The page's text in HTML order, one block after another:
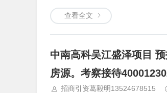
查看全文
中南高科吴江盛泽项目
房源。考察接待
招商引资葛毅明13524678515